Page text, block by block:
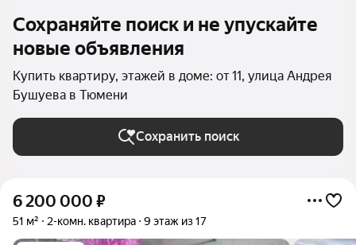
Сохраняйте поиск и не упускайте
новые объявления
Купить квартиру, этажей в доме: от 11, улица Андрея
Бушуева в Тюмени
Сохранить поиск
6 200 000 ₽
51 м² 2-комн. квартира 9 этаж из 17